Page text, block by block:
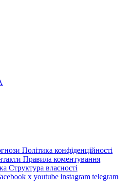
Політика конфіденційності
Правила коментування
Структура власності
x youtube instagram telegram